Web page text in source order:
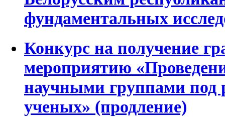
фундаментальных
Конкурс на получение
мероприятию
научными группами под
ученых» (продление)